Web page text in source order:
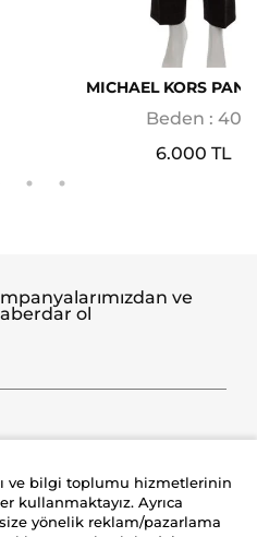
MICHAEL KORS
Beden : 40
6.000 TL
ve
ol
ve bilgi toplumu hizmetlerinin
kullanmaktayız. Ayrıca
yönelik reklam/pazarlama